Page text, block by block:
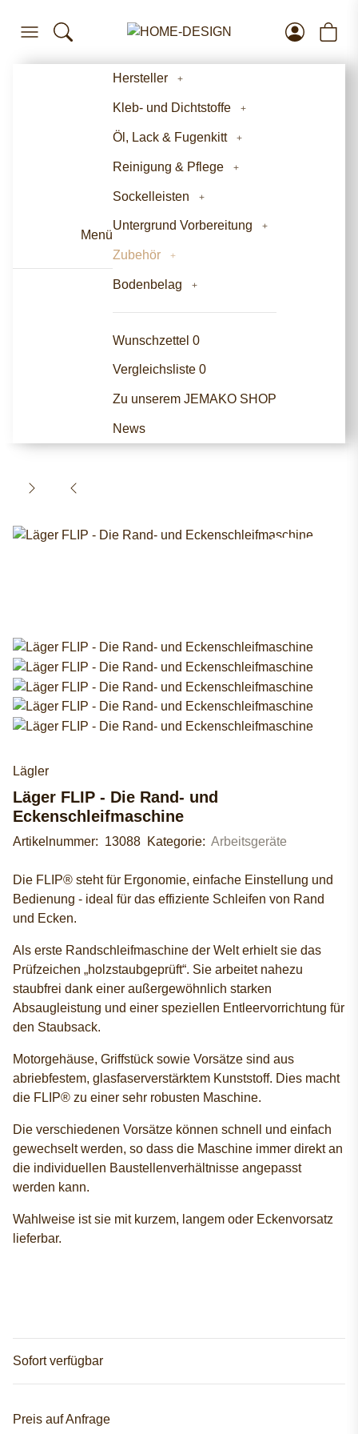
Menü
Hersteller
Kleb- und Dichtstoffe
Öl, Lack & Fugenkitt
Reinigung & Pflege
Sockelleisten
Untergrund Vorbereitung
Zubehör
Bodenbelag
Wunschzettel 0
Vergleichsliste 0
Zu unserem JEMAKO SHOP
News
Lägler
Läger FLIP - Die Rand- und
Eckenschleifmaschine
Artikelnummer: 13088 Kategorie: Arbeitsgeräte
Die FLIP® steht für Ergonomie, einfache Einstellung und
Bedienung - ideal für das effiziente Schleifen von Rand
und Ecken.
Als erste Randschleifmaschine der Welt erhielt sie das
Prüfzeichen „holzstaubgeprüft“. Sie arbeitet nahezu
staubfrei dank einer außergewöhnlich starken
Absaugleistung und einer speziellen Entleervorrichtung für
den Staubsack.
Motorgehäuse, Griffstück sowie Vorsätze sind aus
abriebfestem, glasfaserverstärktem Kunststoff. Dies macht
die FLIP® zu einer sehr robusten Maschine.
Die verschiedenen Vorsätze können schnell und einfach
gewechselt werden, so dass die Maschine immer direkt an
die individuellen Baustellenverhältnisse angepasst
werden kann.
Wahlweise ist sie mit kurzem, langem oder Eckenvorsatz
lieferbar.
Sofort verfügbar
Preis auf Anfrage